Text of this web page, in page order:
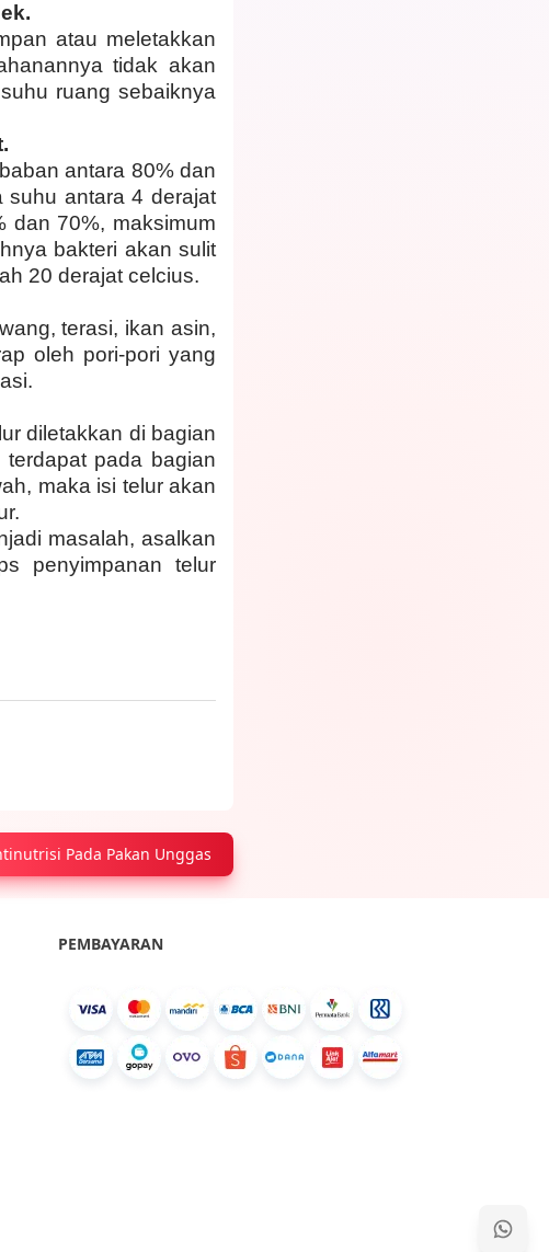
atau meletakkan
tidak akan
ruang sebaiknya
antara 80% dan
suhu antara 4 derajat
dan 70%, maksimum
bakteri akan sulit
20 derajat celcius.
terasi, ikan asin,
oleh pori-pori yang
diletakkan di bagian
pada bagian
maka isi telur akan
masalah, asalkan
penyimpanan telur
Pada Pakan Unggas
PEMBAYARAN